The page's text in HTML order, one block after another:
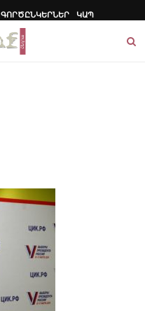
ԳՈՐԾԸՆԿԵՐՆԵՐ ԿԱՊ